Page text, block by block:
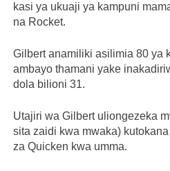
kasi ya ukuaji ya kampuni
na Rocket.
Gilbert anamiliki asilimia 80 ya
ambayo thamani yake
dola bilioni 31.
Utajiri wa Gilbert uliongezeka
sita zaidi kwa mwaka)
za Quicken kwa umma.